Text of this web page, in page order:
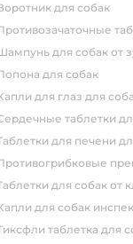
воротник для собак
противозачаточные
шампунь для собак от
попона для собак
капли для глаз для
сердечные таблетки
таблетки для печени
противогрибковые
таблетки для собак от
капли для собак
тиксфли таблетка для